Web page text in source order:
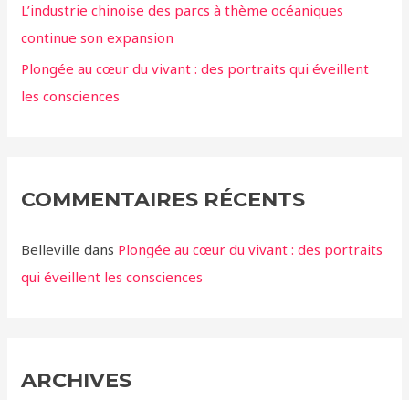
L’industrie chinoise des parcs à thème océaniques
continue son expansion
Plongée au cœur du vivant : des portraits qui éveillent
les consciences
COMMENTAIRES RÉCENTS
Belleville dans Plongée au cœur du vivant : des portraits
qui éveillent les consciences
ARCHIVES